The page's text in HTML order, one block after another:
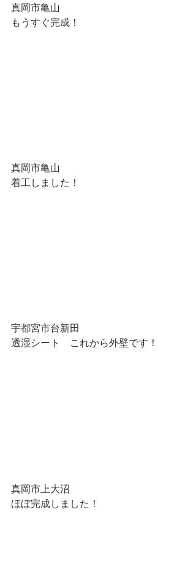
真岡市亀山
もうすぐ完成！
真岡市亀山
着工しました！
宇都宮市台新田
透湿シート　これから外壁です！
真岡市上大沼
ほぼ完成しました！